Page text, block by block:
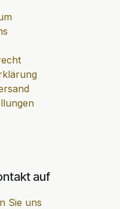
auf
Sie uns